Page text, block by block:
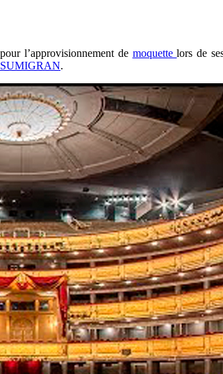
pour l’approvisionnement de moquettelors de
SUMIGRAN.